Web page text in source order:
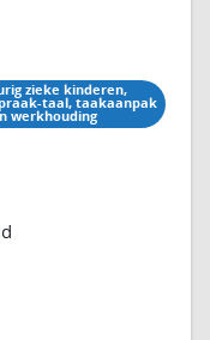
zieke kinderen,
taal, taakaanpak
werkhouding